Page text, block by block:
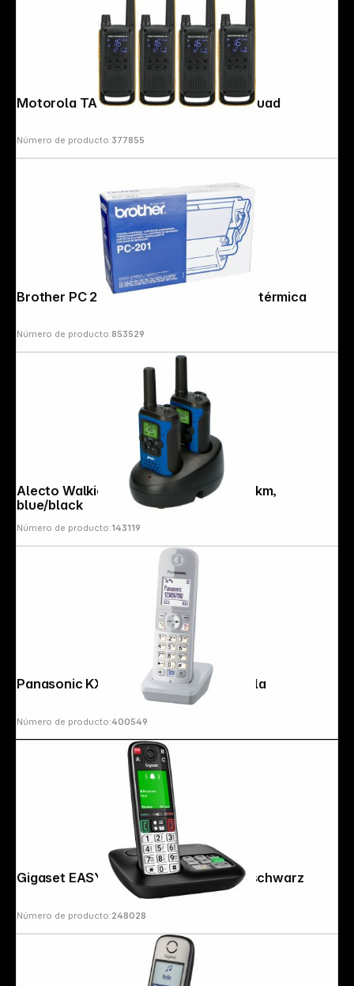
Motorola TALKABOUT T82 Extreme Quad
Número de producto:377855
Brother PC 201 Cinta de transferencia térmica
Número de producto:853529
Alecto Walkie Talkie Set of 2, range 7 km,
blue/black
Número de producto:143119
Panasonic KX-TGA681EXS blanco perla
Número de producto:400549
Gigaset EASY 500A Seniorentelefon schwarz
Número de producto:248028